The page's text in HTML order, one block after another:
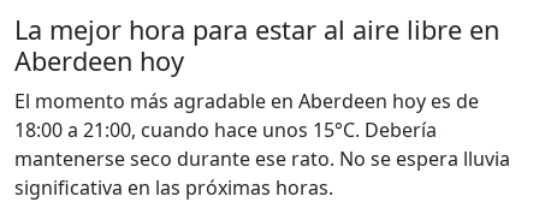
La mejor hora para estar al aire libre en
Aberdeen hoy
El momento más agradable en Aberdeen hoy es de
18:00 a 21:00, cuando hace unos 15°C. Debería
mantenerse seco durante ese rato. No se espera lluvia
significativa en las próximas horas.